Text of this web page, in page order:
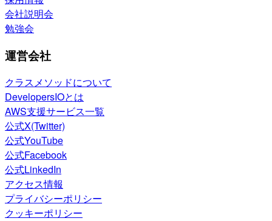
会社説明会
勉強会
運営会社
クラスメソッドについて
DevelopersIOとは
AWS支援サービス一覧
公式X(Twitter)
公式YouTube
公式Facebook
公式LinkedIn
アクセス情報
プライバシーポリシー
クッキーポリシー